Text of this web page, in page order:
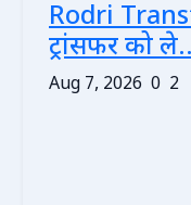
Rodri
ट्रांसफर को
Aug 7, 2026 0 2